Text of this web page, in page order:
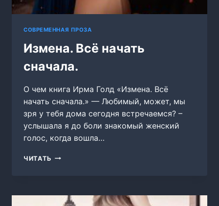
СОВРЕМЕННАЯ ПРОЗА
Измена. Всё начать
сначала.
О чем книга Ирма Голд «Измена. Всё
начать сначала.» — Любимый, может, мы
зря у тебя дома сегодня встречаемся? –
услышала я до боли знакомый женский
голос, когда вошла…
ЧИТАТЬ ИЗМЕНА.